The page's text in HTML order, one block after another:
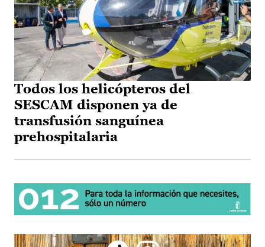
Todos los helicópteros del
SESCAM disponen ya de
transfusión sanguínea
prehospitalaria